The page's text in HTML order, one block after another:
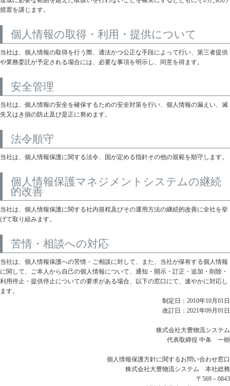
措置を講じます。
個人情報の取得・利用・提供について
当社は、個人情報の取得を行う際、適法かつ公正な手段によって行い、第三者提供
や業務委託が予定される場合には、必要な事項を明示し、同意を得ます。
安全管理
当社は、個人情報の安全を確保するための安全対策を行い、個人情報の漏えい、滅
失又はき損の防止及び是正に努めます。
法令順守
当社は、個人情報保護に関する法令、国が定める指針その他の規範を順守します。
個人情報保護マネジメントシステムの継続
的改善
当社は、個人情報保護に関する社内規程及びその運用方法の継続的改善に全社を挙
げて取り組みます。
苦情・相談への対応
当社は、個人情報保護への苦情・ご相談に対して、また、当社が保有する個人情報
に関して、ご本人から自己の個人情報について、通知・開示・訂正・追加・削除・
利用停止・提供停止についての要求がある場合、以下の窓口にて、速やかに対応し
ます。
制定日：2010年10月01日
改訂日：2021年09月01日
株式会社大豊物流システム
代表取締役 中条 一樹
個人情報保護方針に関するお問い合わせ窓口
株式会社大豊物流システム 本社総務
〒569－0843